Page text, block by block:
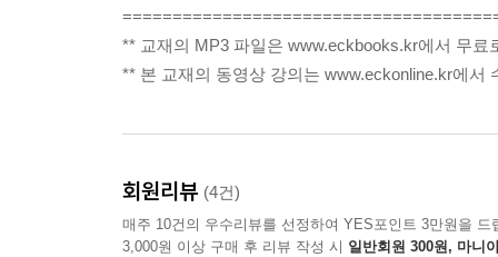
** 교재의 MP3 파일은 www.eckbooks.kr에서 무료
** 본 교재의 동영상 강의는 www.eckonline.kr에서
회원리뷰 (4건)
매주 10건의 우수리뷰를 선정하여 YES포인트 3만원을 드
3,000원 이상 구매 후 리뷰 작성 시 일반회원 300원, 마니